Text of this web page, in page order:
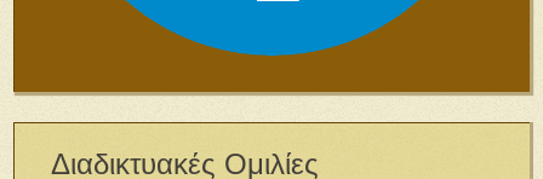
Διαδικτυακές Ομιλίες